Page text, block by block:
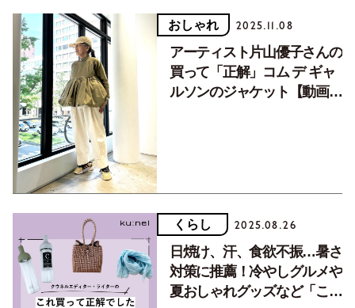
おしゃれ 2025.11.08
アーティスト片山優子さんの
買って「正解」コム デ ギャ
ルソンのジャケット【動画つ
くらし 2025.08.26
日焼け、汗、食欲不振…暑さ
対策に推薦！冷やしグルメや
夏おしゃれグッズなど「これ